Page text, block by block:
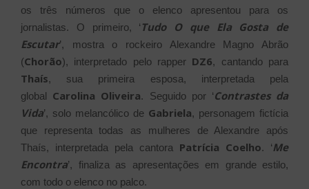
os três números que o elenco apresentou para os
jornalistas. O primeiro, ‘ Tudo O que Ela Gosta de
Escutar’, mostra o rockeiro Alexandre Magno Abrão
(Chorão), interpretado pelo rapper DZ6, cantando para
Thaís, sua primeira esposa, interpretada pela
global Carolina Oliveira. Seguido por ‘Contrastes da
Vida’, solo melancólico de Gabriela, personagem fictícia
que representa todas as mulheres de Alexandre após
Thaís, interpretada pela cantora Patrícia Coelho. ‘Me
Encontra’, finaliza as apresentações em grande estilo,
com todo o elenco no palco.